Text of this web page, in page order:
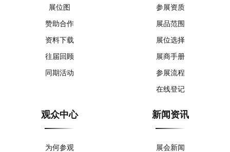
展位图
赞助合作
资料下载
往届回顾
同期活动
参展资质
展品范围
展位选择
展商手册
参展流程
在线登记
观众中心
为何参观
新闻资讯
展会新闻